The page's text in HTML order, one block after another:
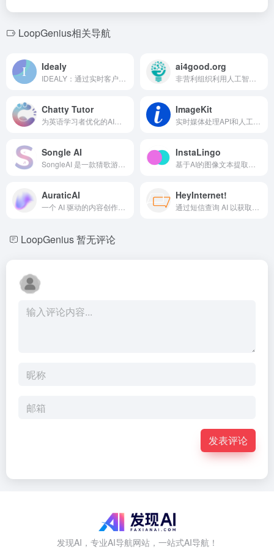
LoopGenius相关导航
Idealy ai4good.org
Chatty Tutor ImageKit
Songle AI InstaLingo
AuraticAI HeyInternet!
LoopGenius暂无评论
发表评论
发现AI，专业AI导航网站，一站式AI导航！